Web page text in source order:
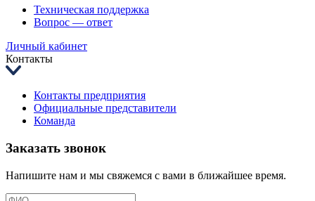
Техническая поддержка
Вопрос — ответ
Личный кабинет
Контакты
Контакты предприятия
Официальные представители
Команда
Заказать звонок
Напишите нам и мы свяжемся с вами в ближайшее время.